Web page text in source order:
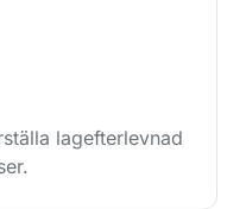
lagefterlevnad